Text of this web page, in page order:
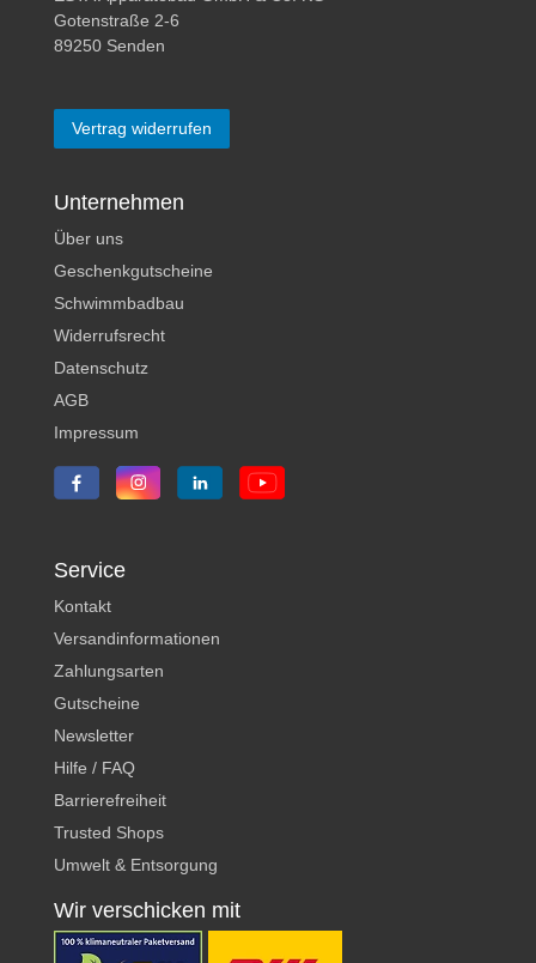
Gotenstraße 2-6
89250 Senden
Vertrag widerrufen
Unternehmen
Über uns
Geschenkgutscheine
Schwimmbadbau
Widerrufsrecht
Datenschutz
AGB
Impressum
Service
Kontakt
Versandinformationen
Zahlungsarten
Gutscheine
Newsletter
Hilfe / FAQ
Barrierefreiheit
Trusted Shops
Umwelt & Entsorgung
Wir verschicken mit